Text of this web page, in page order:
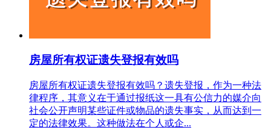
房屋所有权证遗失登报有效吗
房屋所有权证遗失登报有效吗？遗失登报，作为一种法
律程序，其意义在于通过报纸这一具有公信力的媒介向
社会公开声明某些证件或物品的遗失事实，从而达到一
定的法律效果。这种做法在个人或企...